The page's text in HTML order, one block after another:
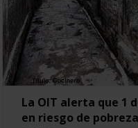
La OIT alerta que 1
en riesgo de